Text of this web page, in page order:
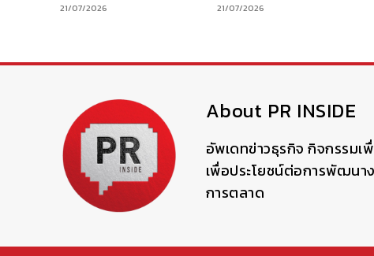
21/07/2026 21/07/2026
About PR INSIDE
อัพเดทข่าวธุรกิจ กิจกรรมเ
เพื่อประโยชน์ต่อการพัฒนา
การตลาด